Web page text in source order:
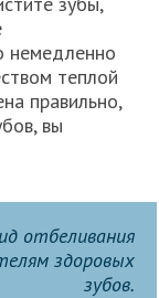
немедленно
теплой
правильно,
вы
отбеливания
здоровых
зубов.